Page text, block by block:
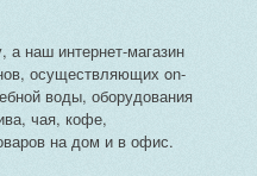
наш интернет-магазин
осуществляющих on-
воды, оборудования
чая, кофе,
на дом и в офис.